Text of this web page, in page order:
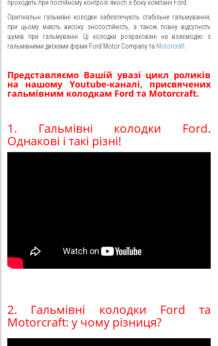
проходить при постійному контролі якості з боку компанії Ford.
Оригінальні гальмівні колодки забезпечують стабільне гальмування,
при цьому мають високу зносостійкість, а також повну відсутність
шумів при гальмуванні. Ці колодки розраховані на взаємодію з
гальмівними дисками фірми Ford Motor Company та Motorcraft
Представляємо Вашій увазі цикл роликів
на нашому Youtube-каналі, присвячених
гальмівним колодкам Ford та Motorcraft.
1. Гальмівні колодки Ford.
Однакові і такі різні!
2. Гальмівні колодки Ford та
Motorcraft: у чому різниця?